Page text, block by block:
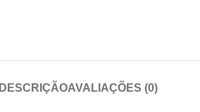
DESCRIÇÃOAVALIAÇÕES (0)